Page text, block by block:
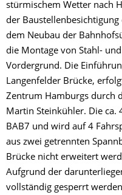
stürmischem Wetter nach
der
dem Neubau der
die Montage von Stahl-
Vordergrund. Die
Langenfelder Brücke,
Zentrum Hamburgs durch
Martin Steinkühler. Die ca.
BAB7 und wird auf 4
aus zwei getrennten
Brücke nicht erweitert
Aufgrund der
vollständig gesperrt